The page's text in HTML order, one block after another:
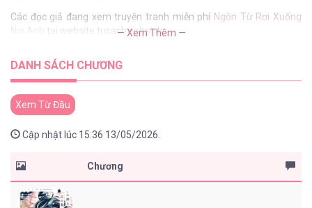
Các đọc giả đang xem truyện tranh miễn phí Ngôn Từ Rơi Xuống
Nơi Anh
tại website tusachxinhxinh
— Xem Thêm —
DANH SÁCH CHƯƠNG
Xem Từ Đầu
Cập nhật lúc 15:36 13/05/2026.
Chương